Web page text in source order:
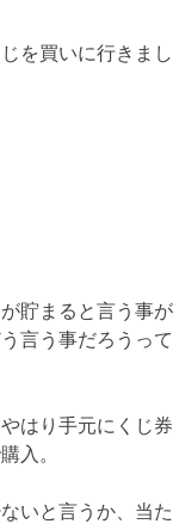
を買いに行きまし
貯まると言う事が
言う事だろうって
はり手元にくじ券
入。
いと言うか、当た